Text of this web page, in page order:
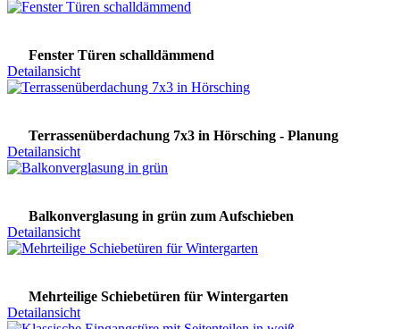
Fenster Türen schalldämmend
Detailansicht
Terrassenüberdachung 7x3 in Hörsching - Planung
Detailansicht
Balkonverglasung in grün zum Aufschieben
Detailansicht
Mehrteilige Schiebetüren für Wintergarten
Detailansicht